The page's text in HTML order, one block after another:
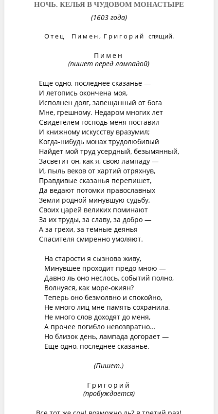
НОЧЬ. КЕЛЬЯ В ЧУДОВОМ МОНАСТЫРЕ
(1603 года)
Отец Пимен, Григорий спящий.
Пимен
(пишет перед лампадой)
Еще одно, последнее сказанье —
И летопись окончена моя,
Исполнен долг, завещанный от бога
Мне, грешному. Недаром многих лет
Свидетелем господь меня поставил
И книжному искусству вразумил;
Когда-нибудь монах трудолюбивый
Найдет мой труд усердный, безымянный,
Засветит он, как я, свою лампаду —
И, пыль веков от хартий отряхнув,
Правдивые сказанья перепишет,
Да ведают потомки православных
Земли родной минувшую судьбу,
Своих царей великих поминают
За их труды, за славу, за добро —
А за грехи, за темные деянья
Спасителя смиренно умоляют.
На старости я сызнова живу,
Минувшее проходит предо мною —
Давно ль оно неслось, событий полно,
Волнуяся, как море-окиян?
Теперь оно безмолвно и спокойно,
Не много лиц мне память сохранила,
Не много слов доходят до меня,
А прочее погибло невозвратно...
Но близок день, лампада догорает —
Еще одно, последнее сказанье.
(Пишет.)
Григорий
(пробуждается)